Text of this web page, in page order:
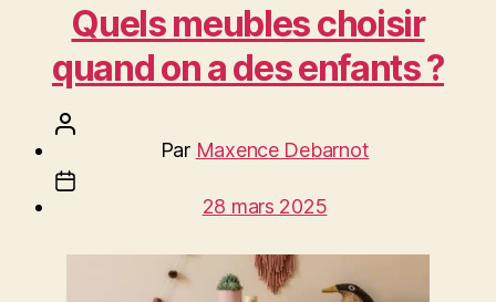
Quels meubles choisir
quand on a des enfants ?
de
Par Maxence Debarnot
de
28 mars 2025